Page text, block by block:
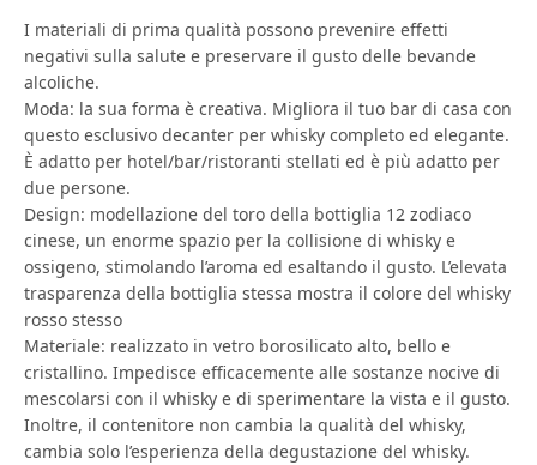
I materiali di prima qualità possono prevenire effetti
negativi sulla salute e preservare il gusto delle bevande
alcoliche.
Moda: la sua forma è creativa. Migliora il tuo bar di casa con
questo esclusivo decanter per whisky completo ed elegante.
È adatto per hotel/bar/ristoranti stellati ed è più adatto per
due persone.
Design: modellazione del toro della bottiglia 12 zodiaco
cinese, un enorme spazio per la collisione di whisky e
ossigeno, stimolando l’aroma ed esaltando il gusto. L’elevata
trasparenza della bottiglia stessa mostra il colore del whisky
rosso stesso
Materiale: realizzato in vetro borosilicato alto, bello e
cristallino. Impedisce efficacemente alle sostanze nocive di
mescolarsi con il whisky e di sperimentare la vista e il gusto.
Inoltre, il contenitore non cambia la qualità del whisky,
cambia solo l’esperienza della degustazione del whisky.